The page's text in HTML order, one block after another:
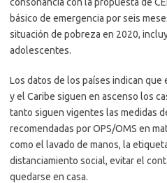
básico de emergencia por seis
situación de pobreza en 2020,
adolescentes.
Los datos de los países indican que
y el Caribe siguen en ascenso los
tanto siguen vigentes las medidas
recomendadas por OPS/OMS en
como el lavado de manos, la
distanciamiento social, evitar el
quedarse en casa.